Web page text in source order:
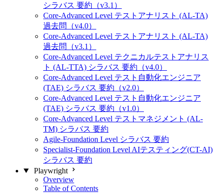
シラバス 要約（v3.1）
Core-Advanced Level テストアナリスト (AL-TA)
過去問（v4.0）
Core-Advanced Level テストアナリスト (AL-TA)
過去問（v3.1）
Core-Advanced Level テクニカルテストアナリス
ト (AL-TTA) シラバス 要約（v4.0）
Core-Advanced Level テスト自動化エンジニア
(TAE) シラバス 要約（v2.0）
Core-Advanced Level テスト自動化エンジニア
(TAE) シラバス 要約（v1.0）
Core-Advanced Level テストマネジメント (AL-
TM) シラバス 要約
Agile-Foundation Level シラバス 要約
Specialist-Foundation Level AIテスティング(CT-AI)
シラバス 要約
Playwright
Overview
Table of Contents